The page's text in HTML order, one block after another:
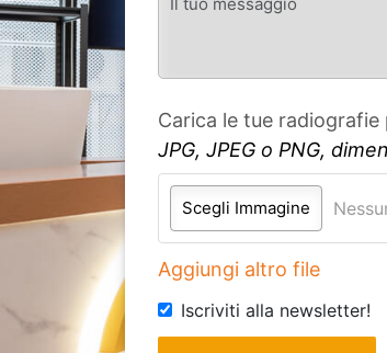
Carica le tue
JPG, JPEG o PNG,
Scegli Immagine
Aggiungi altro file
Iscriviti alla newsletter!